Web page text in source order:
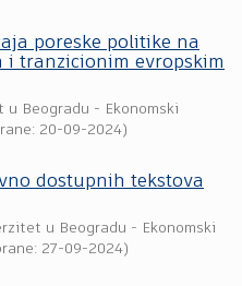
poreske politike na
tranzicionim evropskim
u Beogradu - Ekonomski
20-09-2024)
dostupnih tekstova
u Beogradu - Ekonomski
27-09-2024)